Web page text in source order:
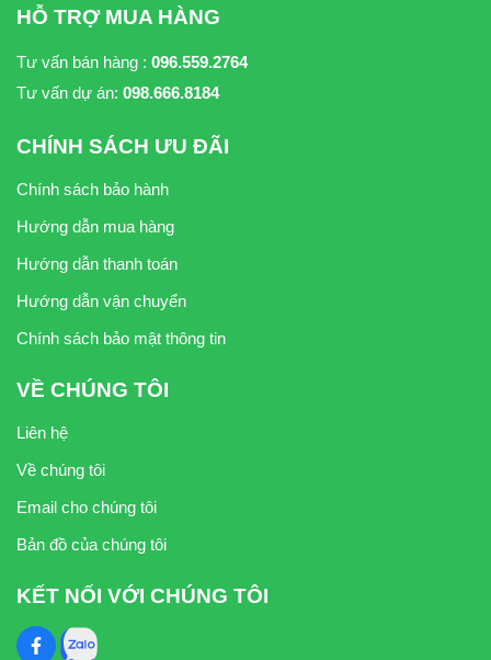
HỖ TRỢ MUA HÀNG
Tư vấn bán hàng : 096.559.2764
Tư vấn dự án: 098.666.8184
CHÍNH SÁCH ƯU ĐÃI
Chính sách bảo hành
Hướng dẫn mua hàng
Hướng dẫn thanh toán
Hướng dẫn vận chuyển
Chính sách bảo mật thông tin
VỀ CHÚNG TÔI
Liên hệ
Về chúng tôi
Email cho chúng tôi
Bản đồ của chúng tôi
KẾT NỐI VỚI CHÚNG TÔI